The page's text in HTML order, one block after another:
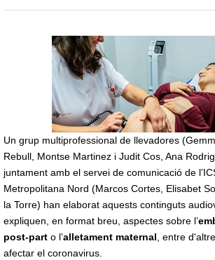
Un grup multiprofessional de llevadores
Rebull, Montse Martinez i Judit Cos, Ana
juntament amb el servei de comunicació de
Metropolitana Nord (Marcos Cortes, Elisabet
la Torre) han elaborat aquests continguts
expliquen, en format breu, aspectes sobre l’
post-part o l’alletament maternal, entre
afectar el coronavirus.